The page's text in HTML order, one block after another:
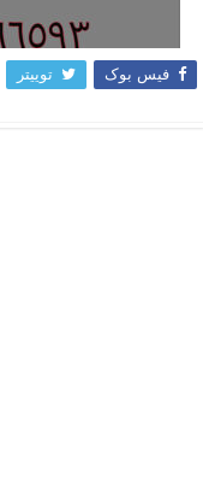
فیس بوک توییتر